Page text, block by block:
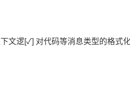
文逻[✓] 对代码等消息类型的格式